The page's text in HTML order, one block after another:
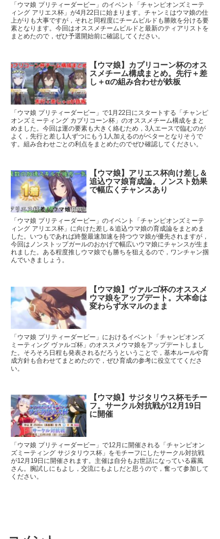
「ウマ娘 プリティーダービー」のイベント「チャンピオンズミーテ
ィング アリエス杯」が4月22日に始まります。チャンミはウマ娘の仕
上がりも大事ですが，それと同程度にチームビルドも勝敗を分ける要
素となります。今回はオススメチームビルドと最新のティアリストを
まとめたので，ぜひ予選開始前に確認してください。
【ウマ娘】カプリコーン杯のオス
スメチーム構成まとめ。先行＋差
し＋αの組み合わせが鉄板
「ウマ娘 プリティーダービー」で1月22日にスタートする「チャンピ
オンズミーティング カプリコーン杯」のオススメチーム構成をまと
めました。今回は運の要素も大きく絡むため，3人エースで臨むのが
よく，先行と差し1人ずつにもう1人加えるのがベターとなりそうで
す。組み合わせごとの利点をまとめたのでぜひ確認してください。
【ウマ娘】アリエス杯向け差し＆
追込ウマ娘育成論。ノンスト効果
で幅広くチャンスあり
「ウマ娘 プリティーダービー」のイベント「チャンピオンズミーテ
ィング アリエス杯」に向けた差し＆追込ウマ娘の育成論をまとめま
した。いつもであれば終盤最速加速を持つウマ娘が優先されますが，
今回はノンストップガールのおかげで幅広いウマ娘にチャンスが生ま
れました。ある程度推しウマ娘でも勝ちを狙えるので，ワンチャン掴
んでいきましょう。
【ウマ娘】ヴァルゴ杯のオススメ
ウマ娘をアップデート。大本命は
変わらず水マルのまま
「ウマ娘 プリティーダービー」におけるイベント「チャンピオンズ
ミーティング ヴァルゴ杯」のオススメウマ娘をアップデートしまし
た。そろそろ日程も発表されるだろうということで，基本ルールや育
成方針も合わせてまとめたので，ぜひ育成の参考に役立ててくださ
い。
【ウマ娘】サジタリウス杯モチー
フ。サークル対抗戦が12月19日
に開催
「ウマ娘 プリティーダービー」で12月に開催される「チャンピオン
ズミーティング サジタリウス杯」をモチーフにしたサークル対抗戦
が12月19日に開催されます。主催は自分もお世話になっている霧風
さん。腕試しにもよし，交流にもよしだと思うので，奮って参加して
ください。